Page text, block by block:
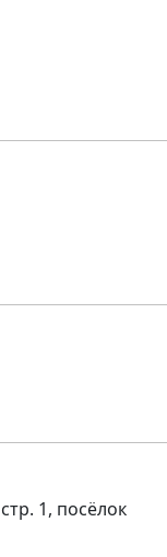
1, посёлок